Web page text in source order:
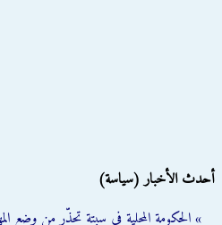
أحدث الأخبار (سياسة)
» الحكومة المحلية في سبتة تحذّر من وضع